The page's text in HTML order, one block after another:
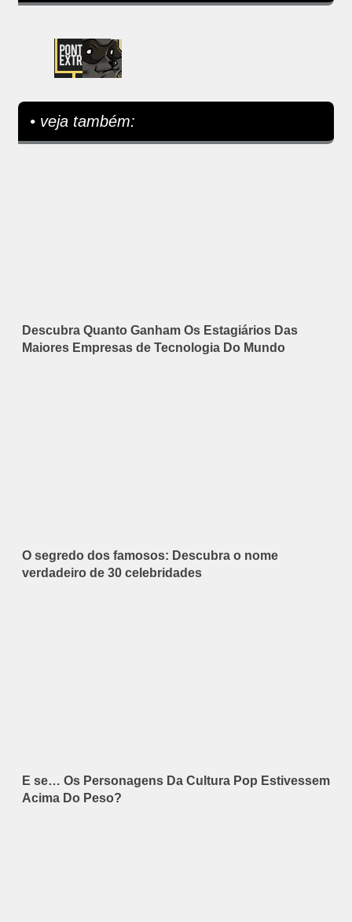
• veja também:
Descubra Quanto Ganham Os Estagiários Das
Maiores Empresas de Tecnologia Do Mundo
O segredo dos famosos: Descubra o nome
verdadeiro de 30 celebridades
E se… Os Personagens Da Cultura Pop Estivessem
Acima Do Peso?